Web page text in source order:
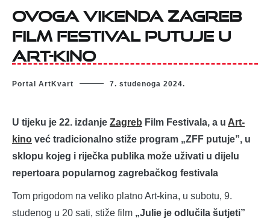
Ovoga vikenda Zagreb
Film Festival putuje u
Art-kino
Portal ArtKvart 7. studenoga 2024.
U tijeku je 22. izdanje Zagreb Film Festivala, a u Art-
kino već tradicionalno stiže program „ZFF putuje”, u
sklopu kojeg i riječka publika može uživati u dijelu
repertoara popularnog zagrebačkog festivala
Tom prigodom na veliko platno Art-kina, u subotu, 9.
studenog u 20 sati, stiže film „Julie je odlučila šutjeti”